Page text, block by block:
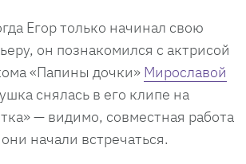
Егор только начинал свою
он познакомился с актрисой
«Папины дочки» Мирославой
снялась в его клипе на
— видимо, совместная работа
начали встречаться.